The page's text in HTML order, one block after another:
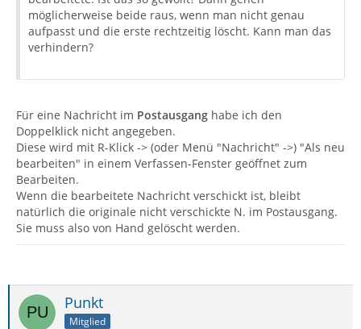
möglicherweise beide raus, wenn man nicht genau
aufpasst und die erste rechtzeitig löscht. Kann man das
verhindern?
Für eine Nachricht im Postausgang habe ich den
Doppelklick nicht angegeben.
Diese wird mit R-Klick -> (oder Menü "Nachricht" ->) "Als neu
bearbeiten" in einem Verfassen-Fenster geöffnet zum
Bearbeiten.
Wenn die bearbeitete Nachricht verschickt ist, bleibt
natürlich die originale nicht verschickte N. im Postausgang.
Sie muss also von Hand gelöscht werden.
Punkt
Mitglied